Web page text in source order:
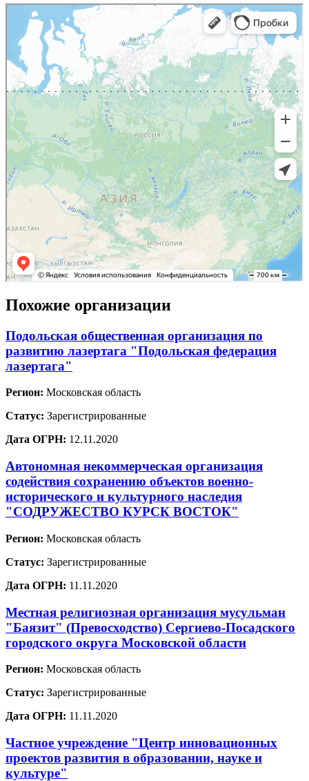
Похожие организации
Подольская общественная организация по
развитию лазертага "Подольская федерация
лазертага"
Регион: Московская область
Статус: Зарегистрированные
Дата ОГРН: 12.11.2020
Автономная некоммерческая организация
содействия сохранению объектов военно-
исторического и культурного наследия
"СОДРУЖЕСТВО КУРСК ВОСТОК"
Регион: Московская область
Статус: Зарегистрированные
Дата ОГРН: 11.11.2020
Местная религиозная организация мусульман
"Баязит" (Превосходство) Сергиево-Посадского
городского округа Московской области
Регион: Московская область
Статус: Зарегистрированные
Дата ОГРН: 11.11.2020
Частное учреждение "Центр инновационных
проектов развития в образовании, науке и
культуре"